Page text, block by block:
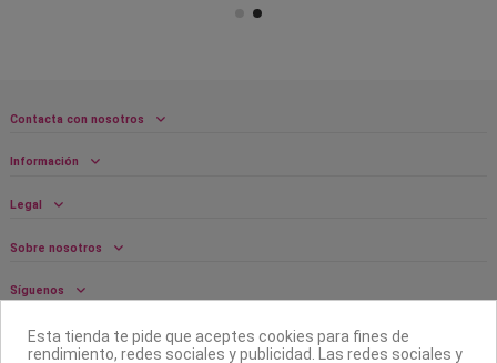
Contacta con nosotros
Información
Legal
Sobre nosotros
Síguenos
Boletín
Esta tienda te pide que aceptes cookies para fines de
rendimiento, redes sociales y publicidad. Las redes sociales y